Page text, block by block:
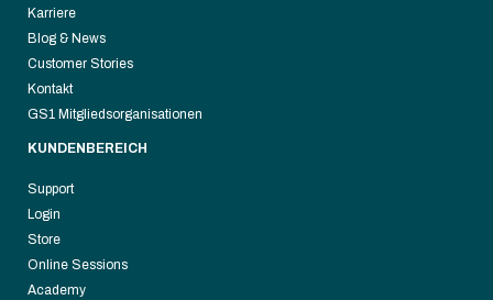
Karriere
Blog & News
Customer Stories
Kontakt
GS1 Mitgliedsorganisationen
KUNDENBEREICH
Support
Login
Store
Online Sessions
Academy